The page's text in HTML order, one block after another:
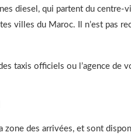
diesel, qui partent du centre-
villes du Maroc. Il n’est pas
taxis officiels ou l’agence de
zone des arrivées, et sont